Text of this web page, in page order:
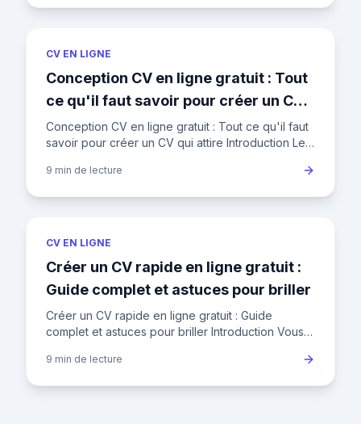
CV EN LIGNE
Conception CV en ligne gratuit : Tout
ce qu'il faut savoir pour créer un CV
qui attire
Conception CV en ligne gratuit : Tout ce qu'il faut
savoir pour créer un CV qui attire Introduction Le
expériences
9 min de lecture
CV EN LIGNE
Créer un CV rapide en ligne gratuit :
Guide complet et astuces pour briller
Créer un CV rapide en ligne gratuit : Guide
complet et astuces pour briller Introduction Vous
cette offre allécha
9 min de lecture